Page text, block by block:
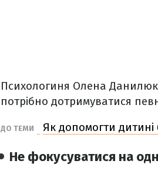
Психологиня Олена
потрібно дотримуватися
ДО ТЕМИ Як допомогти
Не фокусуватися на